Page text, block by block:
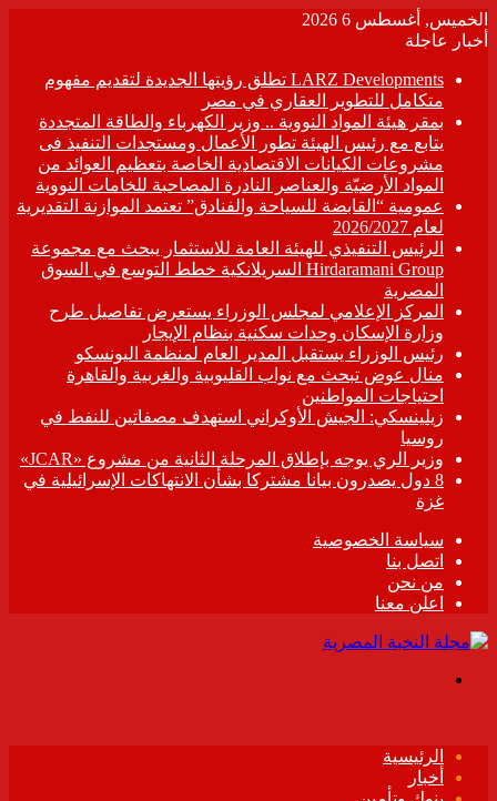
الخميس, أغسطس 6 2026
أخبار عاجلة
LARZ Developments تطلق رؤيتها الجديدة لتقديم مفهوم
متكامل للتطوير العقاري في مصر
بمقر هيئة المواد النووية .. وزير الكهرباء والطاقة المتجددة
يتابع مع رئيس الهيئة تطور الأعمال ومستجدات التنفيذ فى
مشروعات الكيانات الاقتصادية الخاصة بتعظيم العوائد من
المواد الأرضيّة والعناصر النادرة المصاحبة للخامات النووية
عمومية “القابضة للسياحة والفنادق” تعتمد الموازنة التقديرية
لعام 2026/2027
الرئيس التنفيذي للهيئة العامة للاستثمار يبحث مع مجموعة
Hirdaramani Group السريلانكية خطط التوسع في السوق
المصرية
المركز الإعلامي لمجلس الوزراء يستعرض تفاصيل طرح
وزارة الإسكان وحدات سكنية بنظام الإيجار
رئيس الوزراء يستقبل المدير العام لمنظمة اليونسكو
منال عوض تبحث مع نواب القليوبية والغربية والقاهرة
احتياجات المواطنين
زيلينسكي: الجيش الأوكراني استهدف مصفاتين للنفط في
روسيا
وزير الري يوجه بإطلاق المرحلة الثانية من مشروع «JCAR»
8 دول يصدرون بيانا مشتركا بشأن الانتهاكات الإسرائيلية في
غزة
سياسة الخصوصية
اتصل بنا
من نحن
اعلن معنا
الرئيسية
أخبار